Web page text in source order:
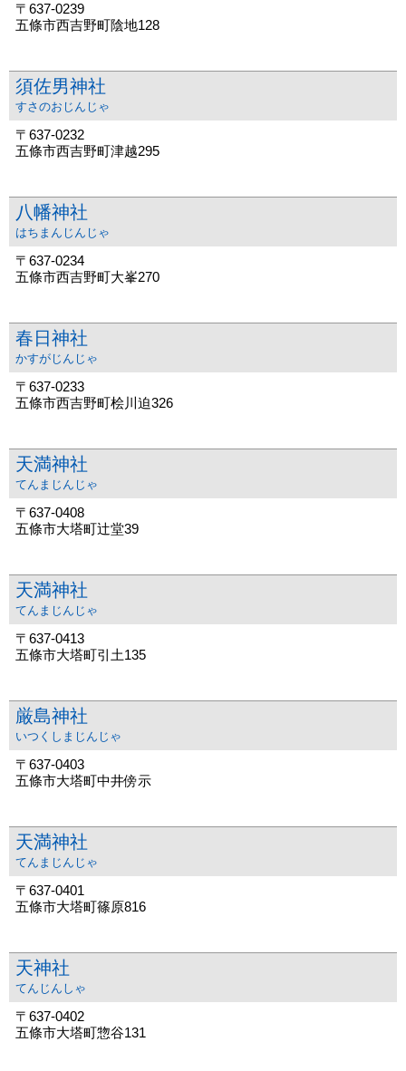
〒637-0239
五條市西吉野町陰地128
須佐男神社
すさのおじんじゃ
〒637-0232
五條市西吉野町津越295
八幡神社
はちまんじんじゃ
〒637-0234
五條市西吉野町大峯270
春日神社
かすがじんじゃ
〒637-0233
五條市西吉野町桧川迫326
天満神社
てんまじんじゃ
〒637-0408
五條市大塔町辻堂39
天満神社
てんまじんじゃ
〒637-0413
五條市大塔町引土135
厳島神社
いつくしまじんじゃ
〒637-0403
五條市大塔町中井傍示
天満神社
てんまじんじゃ
〒637-0401
五條市大塔町篠原816
天神社
てんじんしゃ
〒637-0402
五條市大塔町惣谷131